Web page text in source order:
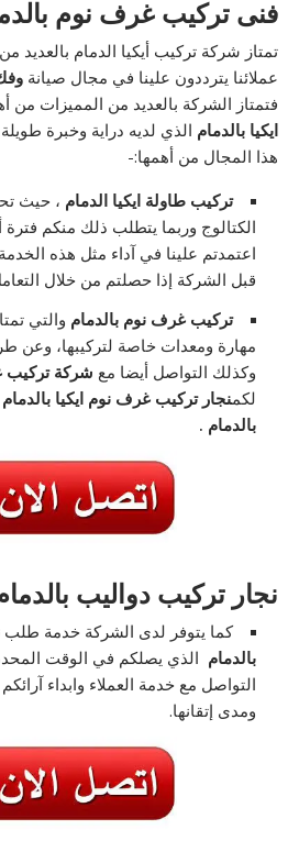
فنى تركيب غرف نوم
تمتاز شركة تركيب أيكيا الدمام بالعديد
عملائنا يترددون علينا في مجال صيانة
فتمتاز الشركة بالعديد من المميزات من
ايكيا بالدمام الذي لديه دراية وخبرة
هذا المجال من أهمها:-
تركيب طاولة ايكيا الدمام ، حيث
الكتالوج وربما يتطلب ذلك منكم فترة
اعتمدتم علينا في آداء مثل هذه
قبل الشركة إذا حصلتم من خلال
تركيب غرف نوم بالدمام والتي
مهارة ومعدات خاصة لتركيبها، وعن
وكذلك التواصل أيضا مع شركة تركيب
لكمنجار تركيب غرف نوم ايكيا بالدمام
بالدمام .
نجار تركيب دواليب
كما يتوفر لدى الشركة خدمة طلب
بالدمام الذي يصلكم في الوقت
التواصل مع خدمة العملاء وابداء
ومدى إتقانها.